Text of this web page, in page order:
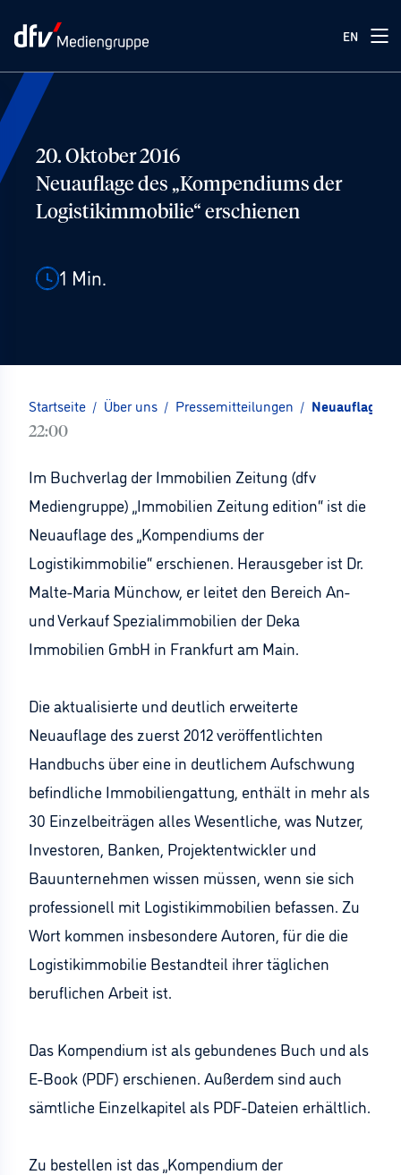
EN
20. Oktober 2016
Neuauflage des „Kompendiums der
Logistikimmobilie“ erschienen
1 Min.
Startseite / Über uns / Pressemitteilungen / Neuauflage
22:00
Im Buchverlag der Immobilien Zeitung (dfv
Mediengruppe) „Immobilien Zeitung edition“ ist die
Neuauflage des „Kompendiums der
Logistikimmobilie“ erschienen. Herausgeber ist Dr.
Malte-Maria Münchow, er leitet den Bereich An-
und Verkauf Spezialimmobilien der Deka
Immobilien GmbH in Frankfurt am Main.
Die aktualisierte und deutlich erweiterte
Neuauflage des zuerst 2012 veröffentlichten
Handbuchs über eine in deutlichem Aufschwung
befindliche Immobiliengattung, enthält in mehr als
30 Einzelbeiträgen alles Wesentliche, was Nutzer,
Investoren, Banken, Projektentwickler und
Bauunternehmen wissen müssen, wenn sie sich
professionell mit Logistikimmobilien befassen. Zu
Wort kommen insbesondere Autoren, für die die
Logistikimmobilie Bestandteil ihrer täglichen
beruflichen Arbeit ist.
Das Kompendium ist als gebundenes Buch und als
E-Book (PDF) erschienen. Außerdem sind auch
sämtliche Einzelkapitel als PDF-Dateien erhältlich.
Zu bestellen ist das „Kompendium der